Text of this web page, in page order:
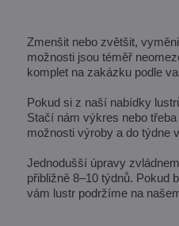
Zmenšit nebo zvětšit,
možnosti jsou téměř
komplet na zakázku podle
Pokud si z naší nabídky
Stačí nám výkres nebo
možnosti výroby a do týdne
Jednodušší úpravy
přibližně 8–10 týdnů. Pokud
vám lustr podržíme na